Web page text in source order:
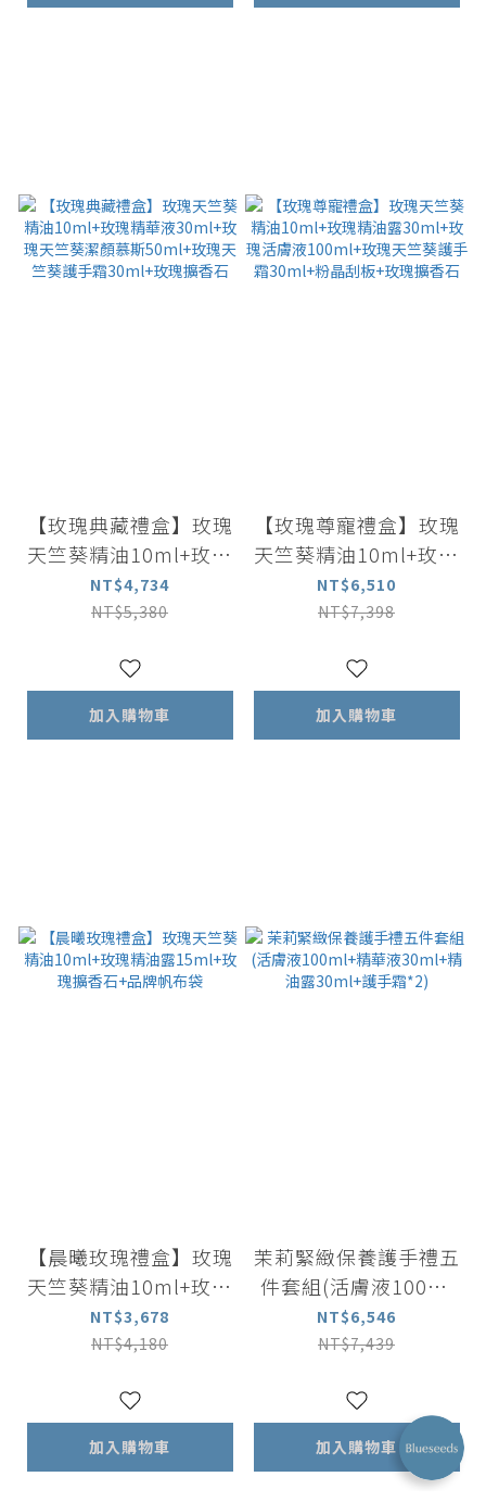
【玫瑰典藏禮盒】玫瑰
天竺葵精油10ml+玫瑰
精華液30ml+玫瑰天竺
葵潔顏慕斯50ml+玫瑰
瑰擴香石
NT$4,734
NT$5,380
加入購物車
【玫瑰尊寵禮盒】玫瑰
天竺葵精油10ml+玫瑰
精油露30ml+玫瑰活膚
液100ml+玫瑰天竺葵
+玫瑰擴香石
NT$6,510
NT$7,398
加入購物車
【晨曦玫瑰禮盒】玫瑰
天竺葵精油10ml+玫瑰
精油露15ml+玫瑰擴香
石+品牌帆布袋
NT$3,678
NT$4,180
加入購物車
茉莉緊緻保養護手禮五
件套組(活膚液100ml
+精華液30ml+精油露
30ml+護手霜*2)
NT$6,546
NT$7,439
加入購物車